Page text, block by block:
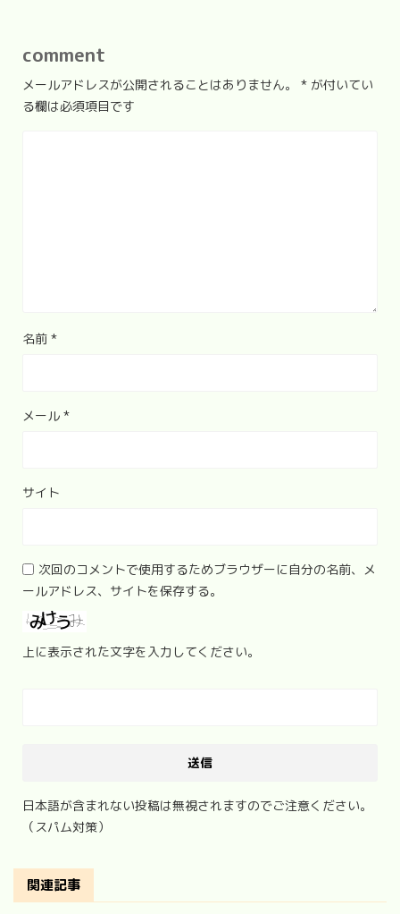
comment
メールアドレスが公開されることはありません。 * が付いてい
る欄は必須項目です
名前 *
メール *
サイト
次回のコメントで使用するためブラウザーに自分の名前、メ
ールアドレス、サイトを保存する。
上に表示された文字を入力してください。
日本語が含まれない投稿は無視されますのでご注意ください。
（スパム対策）
関連記事